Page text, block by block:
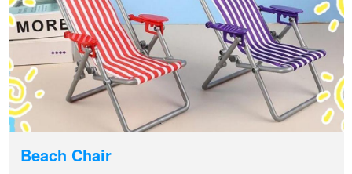
Beach Chair